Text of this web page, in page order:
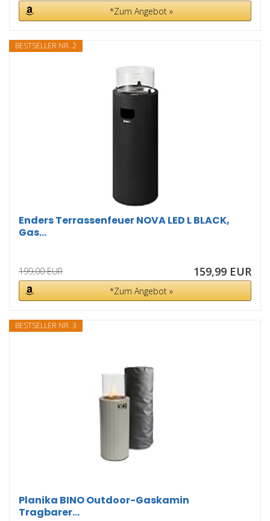
*Zum Angebot »
BESTSELLER NR. 2
Enders Terrassenfeuer NOVA LED L BLACK,
Gas...
199,00 EUR 159,99 EUR
*Zum Angebot »
BESTSELLER NR. 3
Planika BINO Outdoor-Gaskamin
Tragbarer...